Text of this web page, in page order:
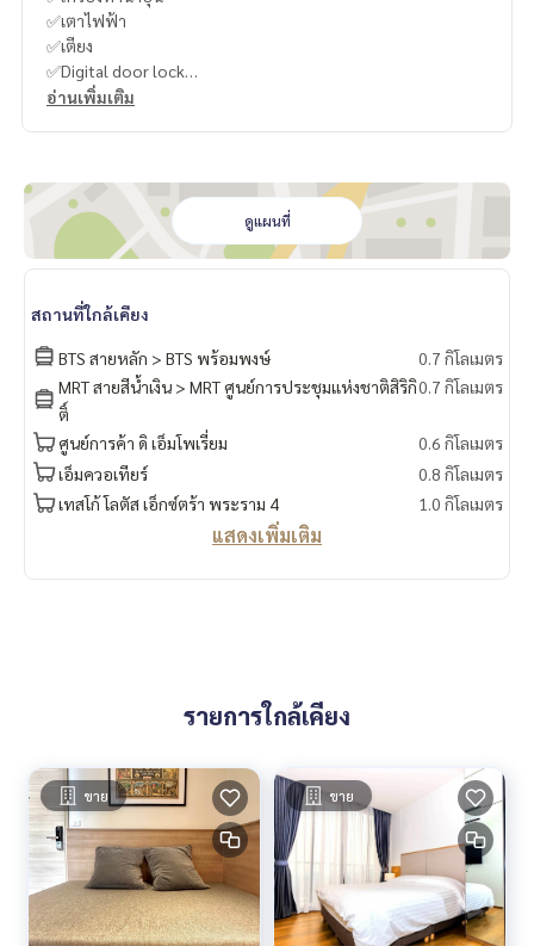
✅เตาไฟฟ้า
✅เตียง
✅Digital door lock
การรักษาความปลอดภัย 24 ชั่วโมง
กล้องวงจรปิด
สระว่ายน้ำ Cloud Pool
Co-Working Space
โต๊ะปิงปอง
ห้องเซาว์น่า
พรีเมี่ยมฟิตเนส
เวทีมวย
สวนหย่อม / พื้นที่จัดบาร์บีคิว
สนามเด็กเล่น / พื้นที่สำหรับเด็ก
ร้านค้าในโครงการ
ร้านอาหารในโครงการ
กล้องวงจรปิด CCTV 24 ชั่วโมง
ระบบ Access Control ด้วย Key Card เข้า-ออกอาคาร และพื้นที่
Lotus พระราม 4 : 1.0 กม.
Miracle Mall : 1.0 กม.
K Village : 1.1 กม.
สวนเพลินมาร์เก็ต : 2.0 กม.
Terminal 21 : 2.0 กม.
โรบินสัน สุขุมวิท : 2.1 กม.
Korean Town : 2.2 กม.
Major Cineplex เอกมัย : 2.2 กม.
อ่านเพิ่มเติม
ดูแผนที่
สถานที่ใกล้เคียง
BTS สายหลัก > BTS พร้อมพงษ์
0.7 กิโลเมตร
MRT สายสีน้ำเงิน > MRT ศูนย์การประชุมแห่งชาติสิริกิ
ติ์
0.7 กิโลเมตร
ศูนย์การค้า ดิ เอ็มโพเรี่ยม
0.6 กิโลเมตร
เอ็มควอเทียร์
0.8 กิโลเมตร
เทสโก้ โลตัส เอ็กซ์ตร้า พระราม 4
1.0 กิโลเมตร
แสดงเพิ่มเติม
รายการใกล้เคียง
ขาย ขาย